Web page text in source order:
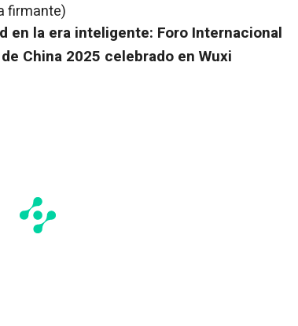
firmante)
en la era inteligente: Foro Internacional
China 2025 celebrado en Wuxi